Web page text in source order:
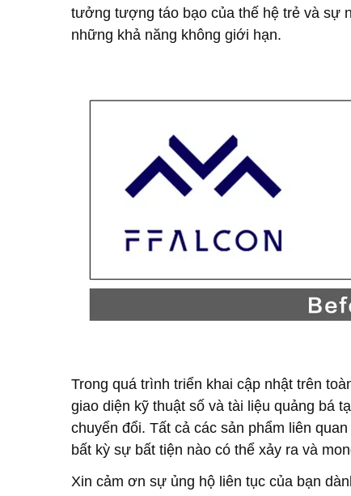
tưởng tượng táo bạo của thế hệ trẻ và sự
những khả năng không giới hạn.
Trong quá trình triển khai cập nhật trên
giao diện kỹ thuật số và tài liệu quảng bá
chuyển đổi. Tất cả các sản phẩm liên
bất kỳ sự bất tiện nào có thể xảy ra và
Xin cảm ơn sự ủng hộ liên tục của bạn